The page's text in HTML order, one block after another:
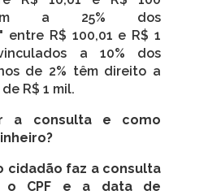
a 25% dos
entre R$ 100,01 e R$ 1
a 10% dos
de 2% têm direito a
R$ 1 mil.
a consulta e como
cidadão faz a consulta
o CPF e a data de